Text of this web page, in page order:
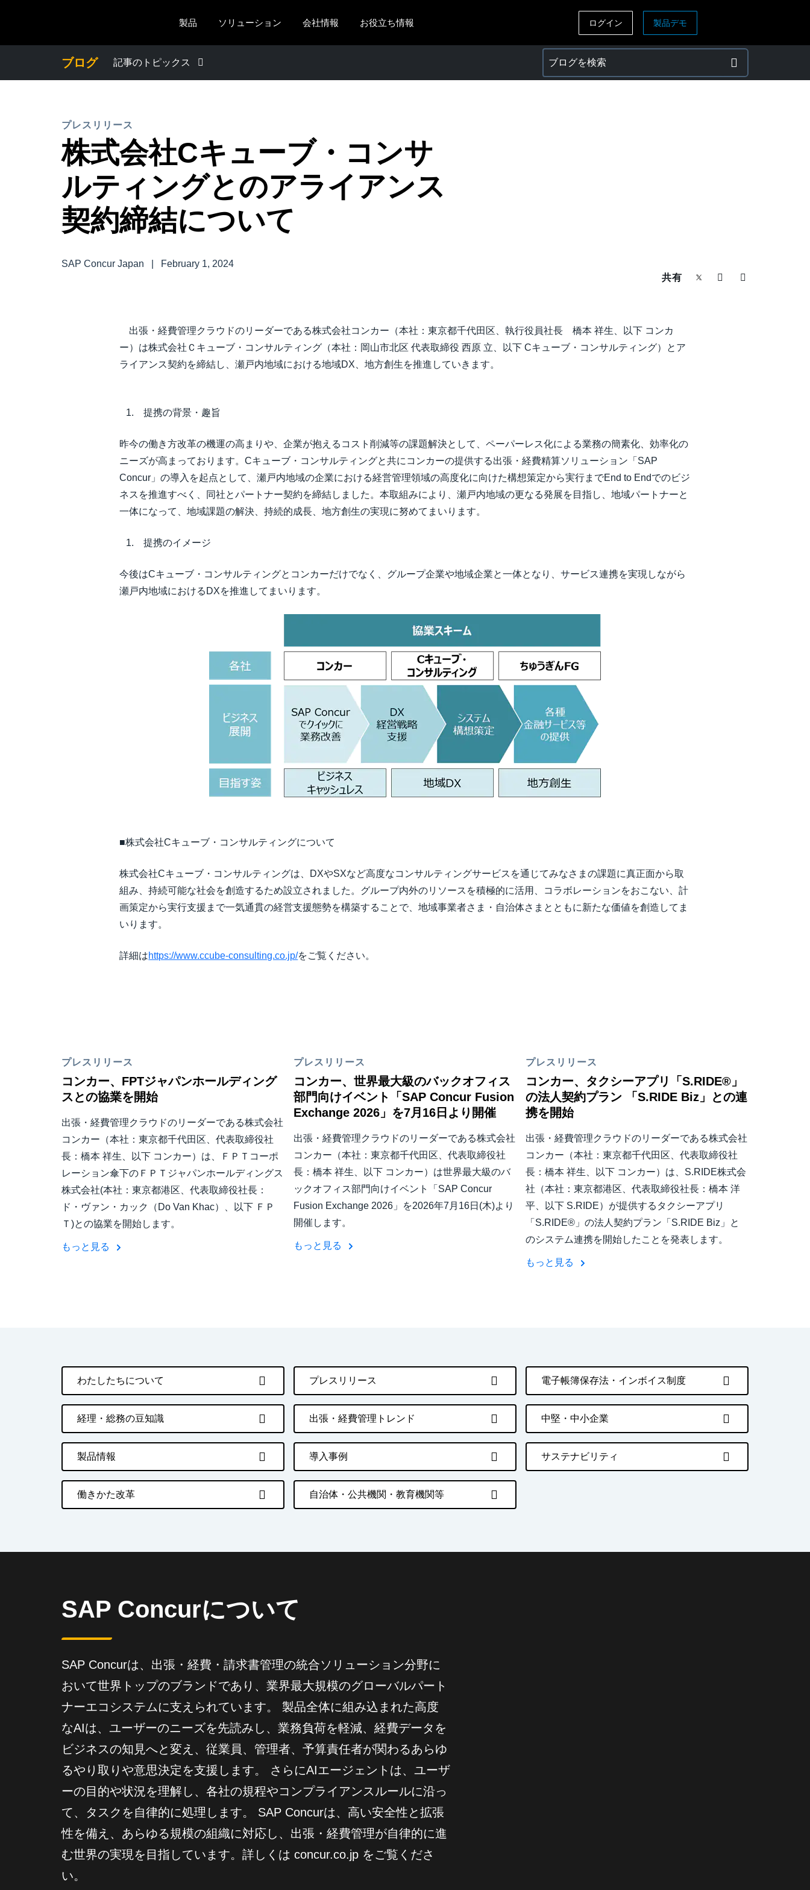
製品
ソリューション 会社情報 お役立ち情報
México (Español)
Brasil (Português)
Norway (English)
ASIA PACIFIC
ログイン 製品デモ
ブログ 記事のトピックス
電子帳簿保存法・インボイス制度
経理・総務の豆知識
導入事例
自治体・公共機関・教育機関等
プレスリリース
株式会社Cキューブ・コンサ
ルティングとのアライアンス
契約締結について
SAP Concur Japan
February 1, 2024
共有
出張・経費管理クラウドのリーダーである株式会社コンカー（本社：東京都千代田区、執行役員社長 橋本 祥生、以下 コンカ
ー）は株式会社Ｃキューブ・コンサルティング（本社：岡山市北区 代表取締役 西原 立、以下 Cキューブ・コンサルティング）とア
ライアンス契約を締結し、瀬戸内地域における地域DX、地方創生を推進していきます。
提携の背景・趣旨
昨今の働き方改革の機運の高まりや、企業が抱えるコスト削減等の課題解決として、ペーパーレス化による業務の簡素化、効率化の
ニーズが高まっております。Cキューブ・コンサルティングと共にコンカーの提供する出張・経費精算ソリューション「SAP
Concur」の導入を起点として、瀬戸内地域の企業における経営管理領域の高度化に向けた構想策定から実行までEnd to Endでのビジ
ネスを推進すべく、同社とパートナー契約を締結しました。本取組みにより、瀬戸内地域の更なる発展を目指し、地域パートナーと
一体になって、地域課題の解決、持続的成長、地方創生の実現に努めてまいります。
提携のイメージ
今後はCキューブ・コンサルティングとコンカーだけでなく、グループ企業や地域企業と一体となり、サービス連携を実現しながら
瀬戸内地域におけるDXを推進してまいります。
■株式会社Cキューブ・コンサルティングについて
株式会社Cキューブ・コンサルティングは、DXやSXなど高度なコンサルティングサービスを通じてみなさまの課題に真正面から取
組み、持続可能な社会を創造するため設立されました。グループ内外のリソースを積極的に活用、コラボレーションをおこない、計
画策定から実行支援まで一気通貫の経営支援態勢を構築することで、地域事業者さま・自治体さまとともに新たな価値を創造してま
いります。
詳細はhttps://www.ccube-consulting.co.jp/をご覧ください。
プレスリリース
コンカー、FPTジャパンホールディング
スとの協業を開始
出張・経費管理クラウドのリーダーである株式会社
コンカー（本社：東京都千代田区、代表取締役社
長：橋本 祥生、以下 コンカー）は、ＦＰＴコーポ
レーション傘下のＦＰＴジャパンホールディングス
株式会社(本社：東京都港区、代表取締役社長：
ド・ヴァン・カック（Do Van Khac）、以下 ＦＰ
Ｔ)との協業を開始します。
もっと見る
プレスリリース
コンカー、世界最大級のバックオフィス
部門向けイベント「SAP Concur Fusion
Exchange 2026」を7月16日より開催
出張・経費管理クラウドのリーダーである株式会社
コンカー（本社：東京都千代田区、代表取締役社
長：橋本 祥生、以下 コンカー）は世界最大級のバ
ックオフィス部門向けイベント「SAP Concur
Fusion Exchange 2026」を2026年7月16日(木)より
開催します。
もっと見る
プレスリリース
コンカー、タクシーアプリ「S.RIDE®」
の法人契約プラン 「S.RIDE Biz」との連
携を開始
出張・経費管理クラウドのリーダーである株式会社
コンカー（本社：東京都千代田区、代表取締役社
長：橋本 祥生、以下 コンカー）は、S.RIDE株式会
社（本社：東京都港区、代表取締役社長：橋本 洋
平、以下 S.RIDE）が提供するタクシーアプリ
「S.RIDE®」の法人契約プラン「S.RIDE Biz」と
のシステム連携を開始したことを発表します。
もっと見る
わたしたちについて プレスリリース 電子帳簿保存法・インボイス制度
経理・総務の豆知識 出張・経費管理トレンド 中堅・中小企業
製品情報 導入事例 サステナビリティ
働きかた改革 自治体・公共機関・教育機関等
SAP Concurについて
SAP Concurは、出張・経費・請求書管理の統合ソリューション分野に
おいて世界トップのブランドであり、業界最大規模のグローバルパート
ナーエコシステムに支えられています。 製品全体に組み込まれた高度
なAIは、ユーザーのニーズを先読みし、業務負荷を軽減、経費データを
ビジネスの知見へと変え、従業員、管理者、予算責任者が関わるあらゆ
るやり取りや意思決定を支援します。 さらにAIエージェントは、ユーザ
ーの目的や状況を理解し、各社の規程やコンプライアンスルールに沿っ
て、タスクを自律的に処理します。 SAP Concurは、高い安全性と拡張
性を備え、あらゆる規模の組織に対応し、出張・経費管理が自律的に進
む世界の実現を目指しています。詳しくは concur.co.jp をご覧くださ
い。